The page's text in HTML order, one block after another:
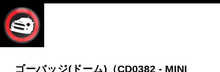
ゴーバッジ(ドーム)（CD0382 - MINI